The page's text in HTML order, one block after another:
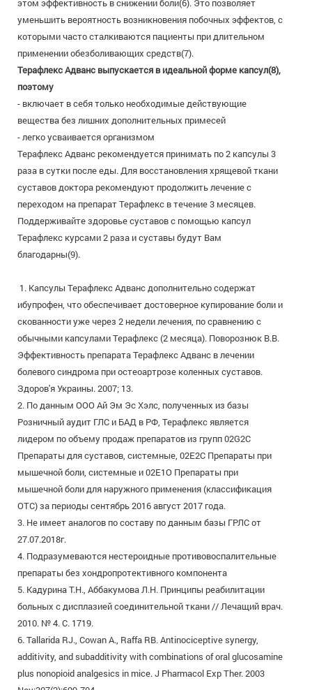
этом эффективность в снижении боли(6). Это позволяет
уменьшить вероятность возникновения побочных эффектов, с
которыми часто сталкиваются пациенты при длительном
применении обезболивающих средств(7).
Терафлекс Адванс выпускается в идеальной форме капсул(8),
поэтому
- включает в себя только необходимые действующие
вещества без лишних дополнительных примесей
- легко усваивается организмом
Терафлекс Адванс рекомендуется принимать по 2 капсулы 3
раза в сутки после еды. Для восстановления хрящевой ткани
суставов доктора рекомендуют продолжить лечение с
переходом на препарат Терафлекс в течение 3 месяцев.
Поддерживайте здоровье суставов с помощью капсул
Терафлекс курсами 2 раза и суставы будут Вам
благодарны(9).
1. Капсулы Терафлекс Адванс дополнительно содержат
ибупрофен, что обеспечивает достоверное купирование боли и
скованности уже через 2 недели лечения, по сравнению с
обычными капсулами Терафлекс (2 месяца). Поворознюк В.В.
Эффективность препарата Терафлекс Адванс в лечении
болевого синдрома при остеоартрозе коленных суставов.
Здоров'я Украины. 2007; 13.
2. По данным ООО Ай Эм Эс Хэлс, полученных из базы
Розничный аудит ГЛС и БАД в РФ, Терафлекс является
лидером по объему продаж препаратов из групп 02G2C
Препараты для суставов, системные, 02Е2С Препараты при
мышечной боли, системные и 02Е1О Препараты при
мышечной боли для наружного применения (классификация
ОТС) за периоды сентябрь 2016 август 2017 года.
3. Не имеет аналогов по составу по данным базы ГРЛС от
27.07.2018г.
4. Подразумеваются нестероидные противовоспалительные
препараты без хондропротективного компонента
5. Кадурина Т.Н., Аббакумова Л.Н. Принципы реабилитации
больных с дисплазией соединительной ткани // Лечащий врач.
2010. № 4. С. 1719.
6. Tallarida RJ., Cowan A., Raffa RB. Antinociceptive synergy,
additivity, and subadditivity with combinations of oral glucosamine
plus nonopioid analgesics in mice. J Pharmacol Exp Ther. 2003